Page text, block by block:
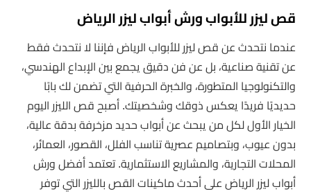
قص ليزر للأبواب ورش أبواب ليزر الرياض
عندما نتحدث عن قص ليزر للأبواب الرياض فإننا لا نتحدث فقط
عن تقنية صناعية، بل عن فن دقيق يجمع بين الإبداع الهندسي،
والتكنولوجيا المتطورة، والخبرة الحرفية التي تضمن لك بابًا
حديديًا فريدًا يعكس ذوقك وشخصيتك. أصبح قص الليزر اليوم
الخيار الأول لكل من يبحث عن أبواب حديد مزخرفة بدقة عالية،
بدون عيوب، وبتصاميم عصرية تناسب الفلل، القصور، العمائر،
المحلات التجارية، والمشاريع الاستثمارية. تعتمد أفضل ورش
أبواب ليزر الرياض على أحدث ماكينات القص بالليزر التي توفر